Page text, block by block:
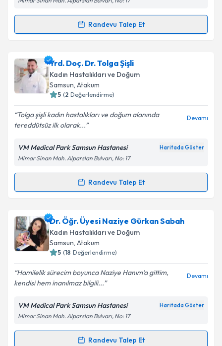
Metni'ni okudum ve kişisel verilerimin belirtilen
kapsamda işlenmesini kabul ediyorum.
Randevu Talep Et
Randevu Takvimi Talebi
Prof. Dr. Yaşar Tayfun Alperiçin randevu takvimi
talebi oluşturun. Size bu uzmandan randevu almanız
için bir takvim hazırlandığında e-posta ile
bilgilendireceğiz.
E-posta Adresiniz
Kişisel verilerimin işlenmesine ilişkin
Metni'ni okudum ve kişisel verilerimin belirtilen
kapsamda işlenmesini kabul ediyorum.
Yrd. Doç. Dr. Tolga Şişli
Kadın Hastalıkları ve Doğum
Samsun, Atakum
5 (2 Değerlendirme)
Tolga şişli kadın hastalıkları ve doğum alanında
tereddütsüz ilk olarak...
Devamı
VM Medical Park Samsun Hastanesi Haritada Göster
Mimar Sinan Mah. Alparslan Bulvarı, No: 17
Randevu Talep Et
Randevu Takvimi Talebi
Yrd. Doç. Dr. Tolga Şişliiçin randevu takvimi talebi
oluşturun. Size bu uzmandan randevu almanız için bir
takvim hazırlandığında e-posta ile bilgilendireceğiz.
Kişisel verilerimin işlenmesine ilişkin
Aydınlatma
Metni'ni okudum ve kişisel verilerimin belirtilen
kapsamda işlenmesini kabul ediyorum.
Dr. Öğr. Üyesi Naziye Gürkan Sabah
Kadın Hastalıkları ve Doğum
Samsun, Atakum
5 (18 Değerlendirme)
Hamilelik sürecim boyunca Naziye Hanım’a gittim,
kendisi hem inanılmaz bilgili...
Devamı
VM Medical Park Samsun Hastanesi Haritada Göster
Mimar Sinan Mah. Alparslan Bulvarı, No: 17
Randevu Talep Et